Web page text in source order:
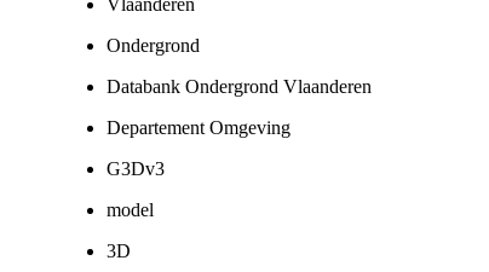
Ondergrond
Databank Ondergrond Vlaanderen
Departement Omgeving
G3Dv3
model
3D